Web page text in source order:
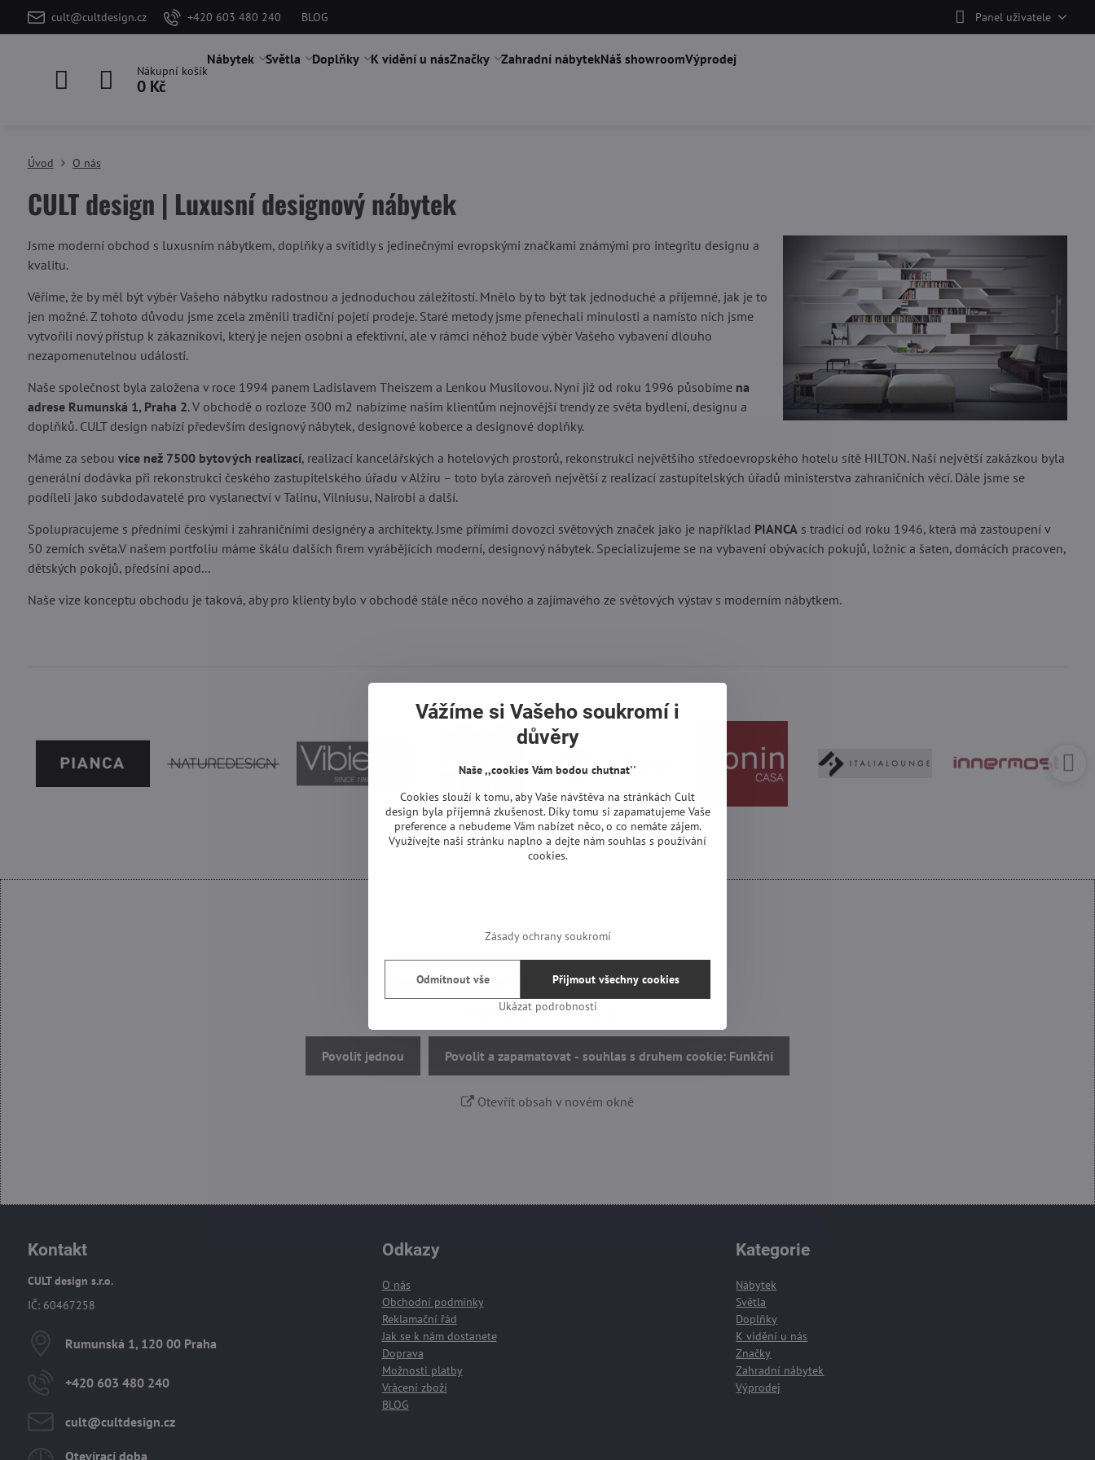
cult@cultdesign.cz +420 603 480 240 BLOG Panel uživatele
Nákupní košík
0 Kč
Nábytek Světla Doplňky K vidění u násZnačky Zahradní nábytekNáš showroomVýprodej
Úvod O nás
CULT design | Luxusní designový nábytek
Jsme moderní obchod s luxusním nábytkem, doplňky a svítidly s jedinečnými evropskými značkami známými pro integritu designu a
kvalitu.
Věříme, že by měl být výběr Vašeho nábytku radostnou a jednoduchou záležitostí. Mnělo by to být tak jednoduché a příjemné, jak je to
jen možné. Z tohoto důvodu jsme zcela změnili tradiční pojetí prodeje. Staré metody jsme přenechali minulosti a namísto nich jsme
vytvořili nový přístup k zákazníkovi, který je nejen osobní a efektivní, ale v rámci něhož bude výběr Vašeho vybavení dlouho
nezapomenutelnou událostí.
Naše společnost byla založena v roce 1994 panem Ladislavem Theiszem a Lenkou Musilovou. Nyní již od roku 1996 působíme na
adrese Rumunská 1, Praha 2. V obchodě o rozloze 300 m2 nabízíme našim klientům nejnovější trendy ze světa bydlení, designu a
doplňků. CULT design nabízí především designový nábytek, designové koberce a designové doplňky.
Máme za sebou více než 7500 bytových realizací, realizací kancelářských a hotelových prostorů, rekonstrukci největšího středoevropského hotelu sítě HILTON. Naší největší zakázkou byla
generální dodávka při rekonstrukci českého zastupitelského úřadu v Alžíru – toto byla zároveň největší z realizací zastupitelských úřadů ministerstva zahraničních věcí. Dále jsme se
podíleli jako subdodavatelé pro vyslanectví v Talinu, Vilniusu, Nairobi a další.
Spolupracujeme s předními českými i zahraničními designéry a architekty. Jsme přímími dovozci světových značek jako je například PIANCAs tradicí od roku 1946, která má zastoupení v
50 zemích světa.V našem portfoliu máme škálu dalších firem vyrábějících moderní, designový nábytek. Specializujeme se na vybavení obývacích pokujů, ložnic a šaten, domácích pracoven,
dětských pokojů, předsíní apod...
Naše vize konceptu obchodu je taková, aby pro klienty bylo v obchodě stále něco nového a zajímavého ze světových výstav s moderním nábytkem.
Externí obsah je blokován Volbami soukromí
Přejete si načíst externí obsah?
Povolit jednou Povolit a zapamatovat - souhlas s druhem cookie: Funkční
Otevřít obsah v novém okně
Kontakt
CULT design s.r.o.
IČ: 60467258
Rumunská 1, 120 00 Praha
+420 603 480 240
cult​@cultdesign​.cz
Otevírací doba
Odkazy
O nás
Obchodní podmínky
Reklamační řád
Jak se k nám dostanete
Doprava
Možnosti platby
Vrácení zboží
BLOG
Kategorie
Nábytek
Světla
Doplňky
K vidění u nás
Značky
Zahradní nábytek
Výprodej
Vážíme si Vašeho soukromí i
důvěry
Naše ,,cookies Vám bodou chutnat''
Cookies slouží k tomu, aby Vaše návštěva na stránkách Cult
design byla příjemná zkušenost. Díky tomu si zapamatujeme Vaše
preference a nebudeme Vám nabízet něco, o co nemáte zájem.
Využívejte naši stránku naplno a dejte nám souhlas s používání
cookies.
Zásady ochrany soukromí
Ukázat podrobnosti
Přijmout všechny cookies
Odmítnout vše